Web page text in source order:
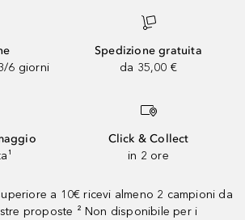
6 giorni
Spedizione gratuita
da 35,00 €
Click & Collect
in 2 ore
a 10€ ricevi almeno 2 campioni da
proposte ² Non disponibile per i